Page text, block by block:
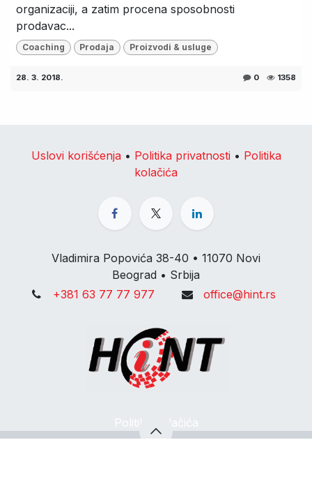
organizaciji, a zatim procena sposobnosti
prodavac...
Coaching Prodaja Proizvodi & usluge
28. 3. 2018. 0 1358
Uslovi korišćenja • Politika privatnosti • Politika
kolačića
Vladimira Popovića 38-40 • 11070 Novi
Beograd • Srbija
+381 63 77 77 977
office@hint.rs